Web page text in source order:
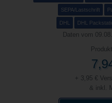
SEPA/Lastschrift
DHL DHL
Daten vom
+ 3,95 €
& inkl.